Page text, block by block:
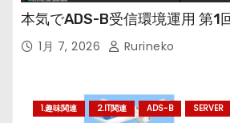
本気でADS-B受信環境運用 第1
1月 7, 2026 Rurineko
1.趣味関連 2.IT関連 ADS-B SERVER